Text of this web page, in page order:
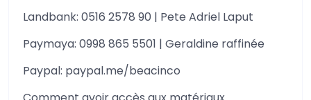
Landbank: 0516 2578 90 | Pete Adriel Laput
Paymaya: 0998 865 5501 | Geraldine raffinée
Paypal: paypal.me/beacinco